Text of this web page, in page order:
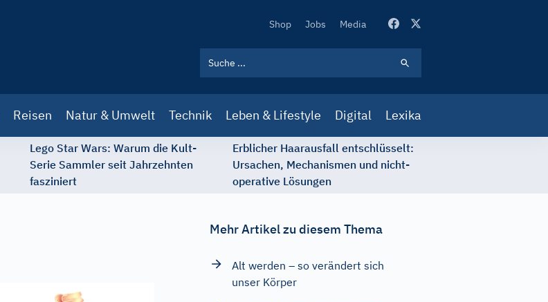
Secondary
Shop Jobs Media
Reisen Natur & Umwelt Technik Leben & Lifestyle Digital Lexika
Lego Star Wars: Warum die Kult-
Serie Sammler seit Jahrzehnten
fasziniert
Erblicher Haarausfall entschlüsselt:
Ursachen, Mechanismen und nicht-
operative Lösungen
Mehr Artikel zu diesem Thema
Alt werden – so verändert sich
unser Körper